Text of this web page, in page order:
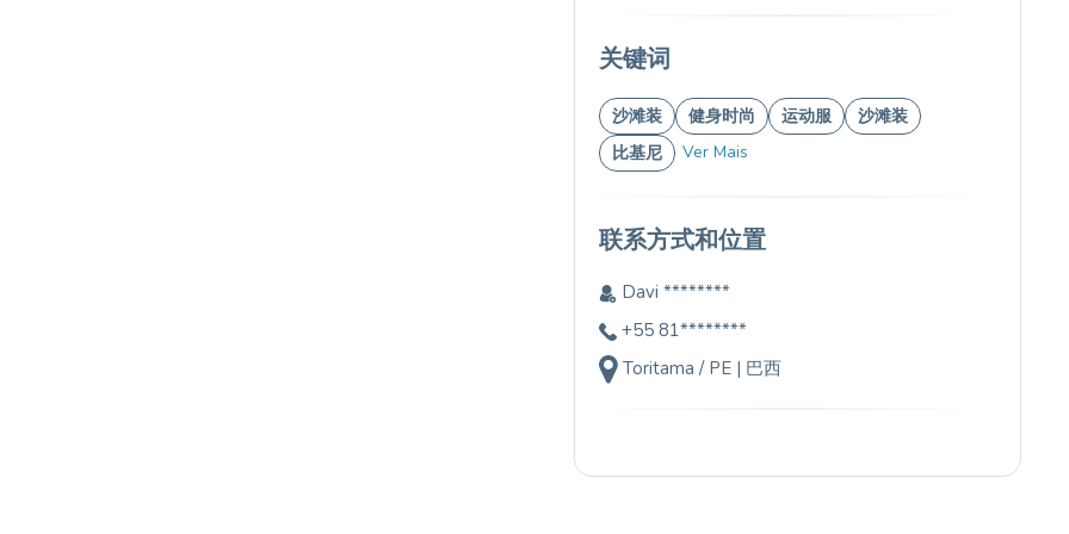
关键词
沙滩装 健身时尚 运动服
沙滩装
比基尼
Ver Mais
联系方式和位置
Davi ********
+55 81********
Toritama / PE | 巴西